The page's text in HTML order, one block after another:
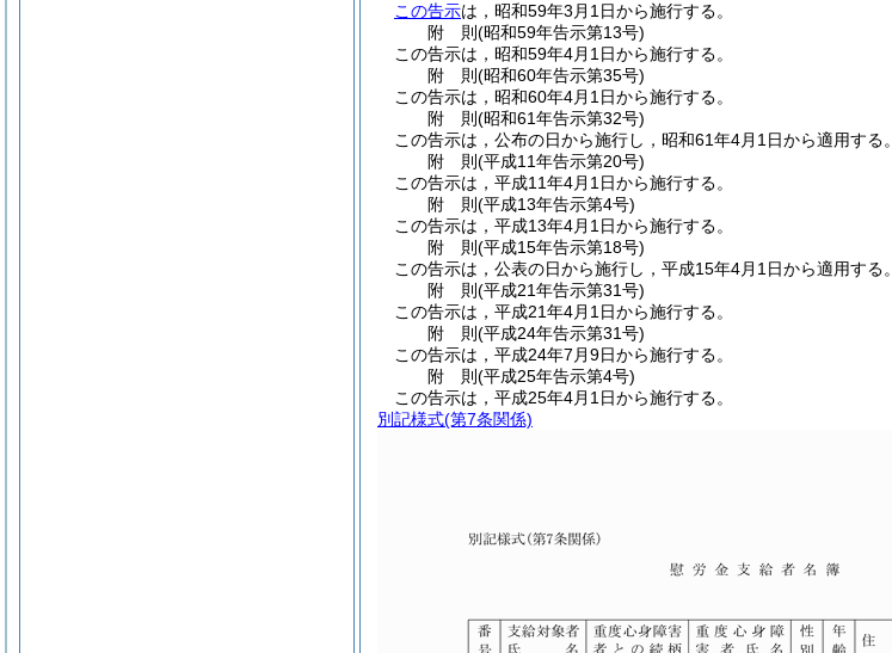
この告示は，昭和59年3月1日から施行する。
附 則(昭和59年告示第13号)
この告示は，昭和59年4月1日から施行する。
附 則(昭和60年告示第35号)
この告示は，昭和60年4月1日から施行する。
附 則(昭和61年告示第32号)
この告示は，公布の日から施行し，昭和61年4月1日から適用する。
附 則(平成11年告示第20号)
この告示は，平成11年4月1日から施行する。
附 則(平成13年告示第4号)
この告示は，平成13年4月1日から施行する。
附 則(平成15年告示第18号)
この告示は，公表の日から施行し，平成15年4月1日から適用する。
附 則(平成21年告示第31号)
この告示は，平成21年4月1日から施行する。
附 則(平成24年告示第31号)
この告示は，平成24年7月9日から施行する。
附 則(平成25年告示第4号)
この告示は，平成25年4月1日から施行する。
別記様式(第7条関係)